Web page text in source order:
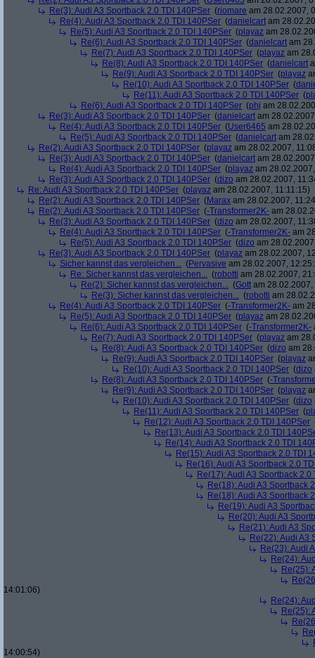
Re(3): Audi A3 Sportback 2.0 TDI 140PSer (riomare am 28.02.2007,
Re(4): Audi A3 Sportback 2.0 TDI 140PSer (danielcart am
Re(5): Audi A3 Sportback 2.0 TDI 140PSer (playaz am
Re(6): Audi A3 Sportback 2.0 TDI 140PSer (danielcart am
Re(7): Audi A3 Sportback 2.0 TDI 140PSer (playaz am
Re(8): Audi A3 Sportback 2.0 TDI 140PSer (danielcart
Re(9): Audi A3 Sportback 2.0 TDI 140PSer (playaz
Re(10): Audi A3 Sportback 2.0 TDI 140PSer (
Re(11): Audi A3 Sportback 2.0 TDI 140PSer (
Re(6): Audi A3 Sportback 2.0 TDI 140PSer (phj am
Re(3): Audi A3 Sportback 2.0 TDI 140PSer (danielcart am
Re(4): Audi A3 Sportback 2.0 TDI 140PSer (User6465 am
Re(5): Audi A3 Sportback 2.0 TDI 140PSer (danielcart am
Re(2): Audi A3 Sportback 2.0 TDI 140PSer (playaz am 28.02.2007,
Re(3): Audi A3 Sportback 2.0 TDI 140PSer (danielcart am
Re(4): Audi A3 Sportback 2.0 TDI 140PSer (playaz am
Re(3): Audi A3 Sportback 2.0 TDI 140PSer (dizo am 28.02.2007,
Re: Audi A3 Sportback 2.0 TDI 140PSer (playaz am 28.02.2007, 11:11:15)
Re(2): Audi A3 Sportback 2.0 TDI 140PSer (Marax am 28.02.2007,
Re(2): Audi A3 Sportback 2.0 TDI 140PSer (-Transformer2K- am
Re(3): Audi A3 Sportback 2.0 TDI 140PSer (dizo am 28.02.2007,
Re(4): Audi A3 Sportback 2.0 TDI 140PSer (-Transformer2K- am
Re(5): Audi A3 Sportback 2.0 TDI 140PSer (dizo am
Re(3): Audi A3 Sportback 2.0 TDI 140PSer (playaz am 28.02.2007,
Sicher kannst das vergleichen... (Pervasive am 28.02.2007,
Re: Sicher kannst das vergleichen... (robotti am 28.02.2007,
Re(2): Sicher kannst das vergleichen... (Gott am
Re(3): Sicher kannst das vergleichen... (robotti am
Re(4): Audi A3 Sportback 2.0 TDI 140PSer (-Transformer2K- am
Re(5): Audi A3 Sportback 2.0 TDI 140PSer (playaz am
Re(6): Audi A3 Sportback 2.0 TDI 140PSer (-Transformer2K-
Re(7): Audi A3 Sportback 2.0 TDI 140PSer (playaz am
Re(8): Audi A3 Sportback 2.0 TDI 140PSer (dizo am
Re(9): Audi A3 Sportback 2.0 TDI 140PSer (playaz
Re(10): Audi A3 Sportback 2.0 TDI 140PSer (dizo
Re(8): Audi A3 Sportback 2.0 TDI 140PSer (-
Re(9): Audi A3 Sportback 2.0 TDI 140PSer (playaz
Re(10): Audi A3 Sportback 2.0 TDI 140PSer (dizo
Re(11): Audi A3 Sportback 2.0 TDI 140PSer (
Re(12): Audi A3 Sportback 2.0 TDI 140PSer
Re(13): Audi A3 Sportback 2.0 TDI
Re(14): Audi A3 Sportback 2.0 TDI
Re(15): Audi A3 Sportback 2.0 TDI
Re(16): Audi A3 Sportback 2.0
Re(17): Audi A3 Sportback 2.0
Re(18): Audi A3 Sportback
Re(18): Audi A3 Sportback
Re(19): Audi A3
Re(20): Audi A3
Re(21): Audi A3
Re(22): Audi A3
Re(23): Audi
Re(24):
Re(25):
14:01:06)
Re(24):
Re(25):
14:00:54)